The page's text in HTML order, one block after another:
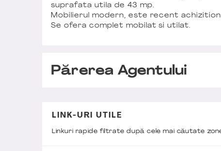
suprafata utila de 43 mp.
Mobilierul modern, este recent
Se ofera complet mobilat si utilat.
Părerea Agentului
LINK-URI UTILE
Linkuri rapide filtrate după cele mai căutate